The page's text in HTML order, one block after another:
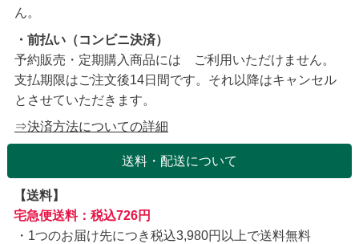
ん。
・前払い（コンビニ決済）
予約販売・定期購入商品には ご利用いただけません。
支払期限はご注文後14日間です。それ以降はキャンセル
とさせていただきます。
⇒決済方法についての詳細
送料・配送について
【送料】
宅急便送料：税込726円
1つのお届け先につき税込3,980円以上で送料無料